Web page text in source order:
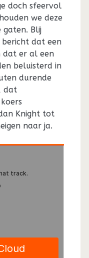
doch sfeervol
we deze
gaten. Blij
dat een
dat er al een
beluisterd in
durende
dat
Knight tot
naar ja.